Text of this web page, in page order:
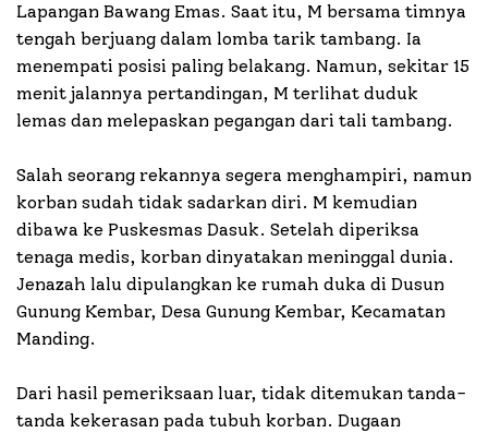
Lapangan Bawang Emas. Saat itu, M bersama timnya
tengah berjuang dalam lomba tarik tambang. Ia
menempati posisi paling belakang. Namun, sekitar 15
menit jalannya pertandingan, M terlihat duduk
lemas dan melepaskan pegangan dari tali tambang.
Salah seorang rekannya segera menghampiri, namun
korban sudah tidak sadarkan diri. M kemudian
dibawa ke Puskesmas Dasuk. Setelah diperiksa
tenaga medis, korban dinyatakan meninggal dunia.
Jenazah lalu dipulangkan ke rumah duka di Dusun
Gunung Kembar, Desa Gunung Kembar, Kecamatan
Manding.
Dari hasil pemeriksaan luar, tidak ditemukan tanda-
tanda kekerasan pada tubuh korban. Dugaan